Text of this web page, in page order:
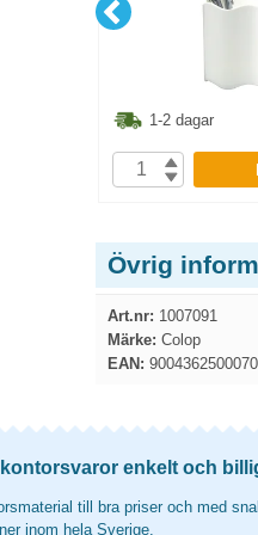
1-2 dagar
Övrig
Art.nr: 1007091
Märke: Colop
EAN: 9004362500070
enkelt och
till bra priser och med
inom hela Sverige.